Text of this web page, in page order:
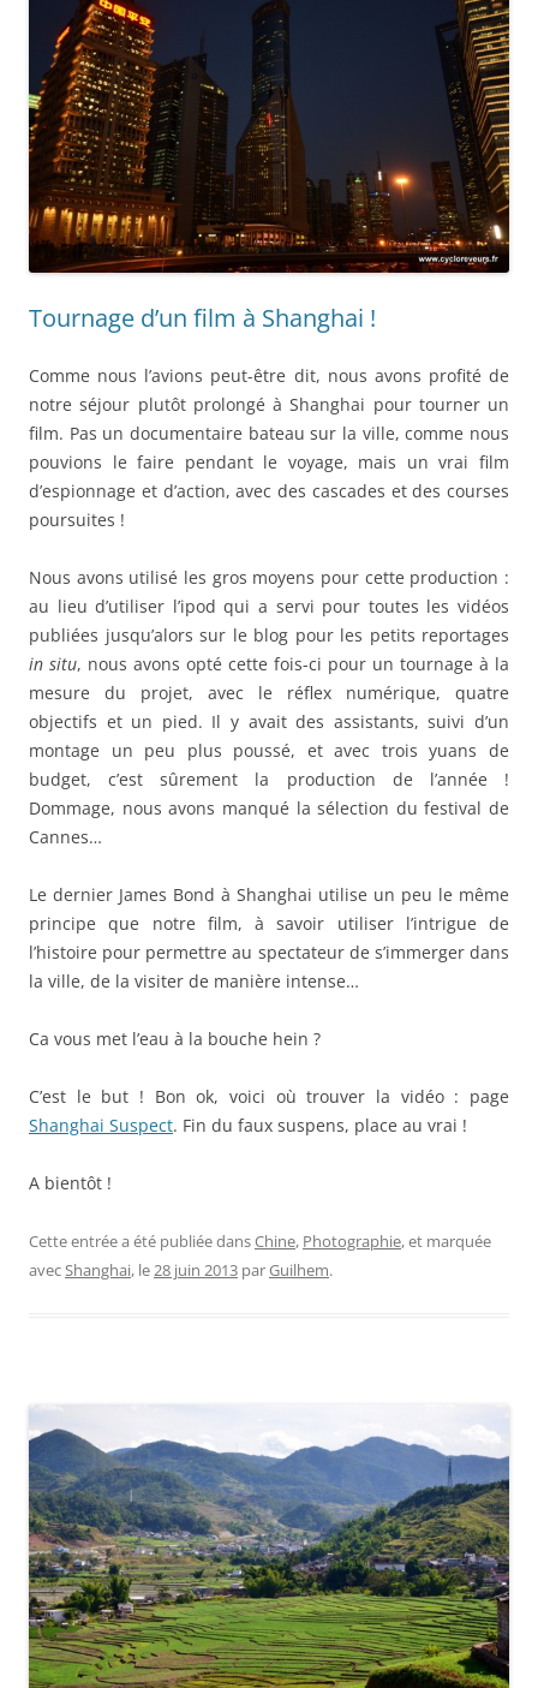
Tournage d’un film à Shanghai !
Comme nous l’avions peut-être dit, nous avons profité de
notre séjour plutôt prolongé à Shanghai pour tourner un
film. Pas un documentaire bateau sur la ville, comme nous
pouvions le faire pendant le voyage, mais un vrai film
d’espionnage et d’action, avec des cascades et des courses
poursuites !
Nous avons utilisé les gros moyens pour cette production :
au lieu d’utiliser l’ipod qui a servi pour toutes les vidéos
publiées jusqu’alors sur le blog pour les petits reportages
in situ, nous avons opté cette fois-ci pour un tournage à la
mesure du projet, avec le réflex numérique, quatre
objectifs et un pied. Il y avait des assistants, suivi d’un
montage un peu plus poussé, et avec trois yuans de
budget, c’est sûrement la production de l’année !
Dommage, nous avons manqué la sélection du festival de
Cannes…
Le dernier James Bond à Shanghai utilise un peu le même
principe que notre film, à savoir utiliser l’intrigue de
l’histoire pour permettre au spectateur de s’immerger dans
la ville, de la visiter de manière intense…
Ca vous met l’eau à la bouche hein ?
C’est le but ! Bon ok, voici où trouver la vidéo : page
Shanghai Suspect. Fin du faux suspens, place au vrai !
A bientôt !
Cette entrée a été publiée dansChine, Photographie, et marquée
avecShanghai, le28 juin 2013 parGuilhem.